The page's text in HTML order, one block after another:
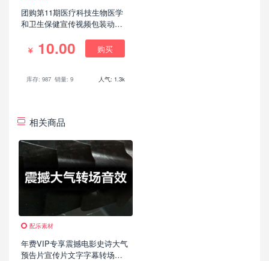
团购第11期医疗科技生物医学
和卫生保健宣传视频包装动画
10.00 购买
库存: 987 销量: 9 人气: 1.3k
相关商品
配乐素材
年费VIP专享震撼电影史诗大气
预告片宣传片文字字幕转场无